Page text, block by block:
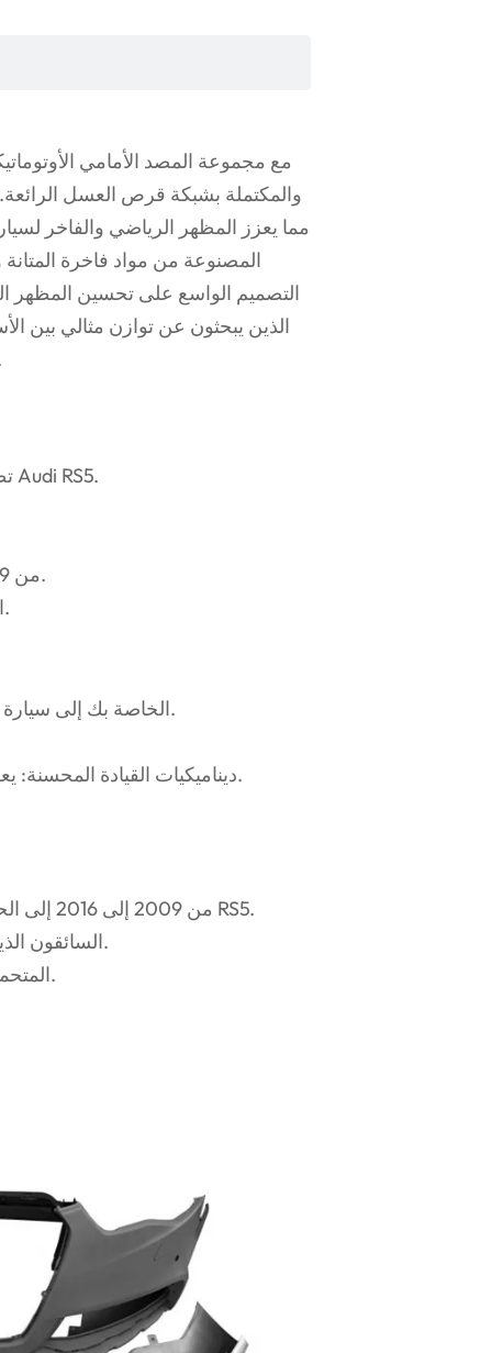
المصنوعة من مواد فاخرة المتانة
التصميم الواسع على تحسين المظهر
هذه المجموعة
تصميم RS5: تصميم واسع يحاكي المظهر الجريء لسيارة Audi RS5.
توافق واسع: مصمم لموديلات Audi A5 من 2009 إلى 2016.
استقرار معزز: يحسن الديناميكا الهوائية وقبضة الطريق.
المظهر الرياضي: يحول سيارة أودي A5 الخاصة بك إلى سيارة تخطف الأنظار.
ديناميكيات القيادة المحسنة: يعزز الأداء من خلال تدفق الهواء واستقراره بشكل أفضل.
يسعى مالكو Audi A5 من 2009 إلى 2016 إلى الحصول على ترقيات مستوحاة من RS5.
السائقون الذين يبحثون عن ديناميكيات هوائية محسنة وجاذبية جمالية.
المتحمسون الذين يقدرون التصميم المتميز والأداء طويل الأمد.